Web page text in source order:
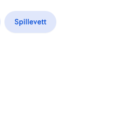
Spillevett